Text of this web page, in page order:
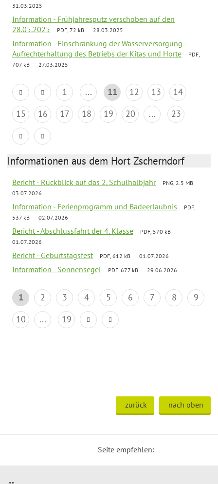
31.03.2025
Information - Frühjahresputz verschoben auf den
28.05.2025
PDF, 72 kB 28.03.2025
Information - Einschränkung der Wasserversorgung -
Aufrechterhaltung des Betriebs der Kitas und Horte
PDF,
707 kB
27.03.2025
1 ... 11 12 13
14
15
16 17 18 19 20 ... 23
Informationen aus dem Hort Zscherndorf
Bericht - Rückblick auf das 2. Schulhalbjahr
PNG, 2.5 MB
03.07.2026
Information - Ferienprogramm und Badeerlaubnis
PDF,
537 kB
02.07.2026
Bericht - Abschlussfahrt der 4. Klasse
PDF, 570 kB
01.07.2026
Bericht - Geburtstagsfest PDF, 612 kB 01.07.2026
Information - Sonnensegel PDF, 677 kB 29.06.2026
1 2 3 4 5 6 7 8
9
10
... 19
zurück nach oben
Seite empfehlen: